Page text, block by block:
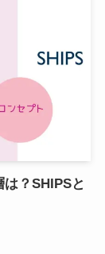
？SHIPSと